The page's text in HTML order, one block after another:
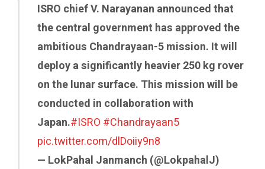
ISRO chief V. Narayanan announced that
the central government has approved the
ambitious Chandrayaan-5 mission. It will
deploy a significantly heavier 250 kg rover
on the lunar surface. This mission will be
conducted in collaboration with
Japan.#ISRO #Chandrayaan5
pic.twitter.com/dlDoiiy9n8
— LokPahal Janmanch (@LokpahalJ)